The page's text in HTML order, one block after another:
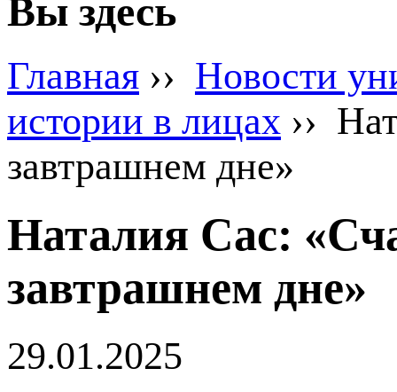
Вы здесь
Главная ›› Новости
истории в лицах ››
завтрашнем дне»
Наталия Сас:
завтрашнем дне»
29.01.2025